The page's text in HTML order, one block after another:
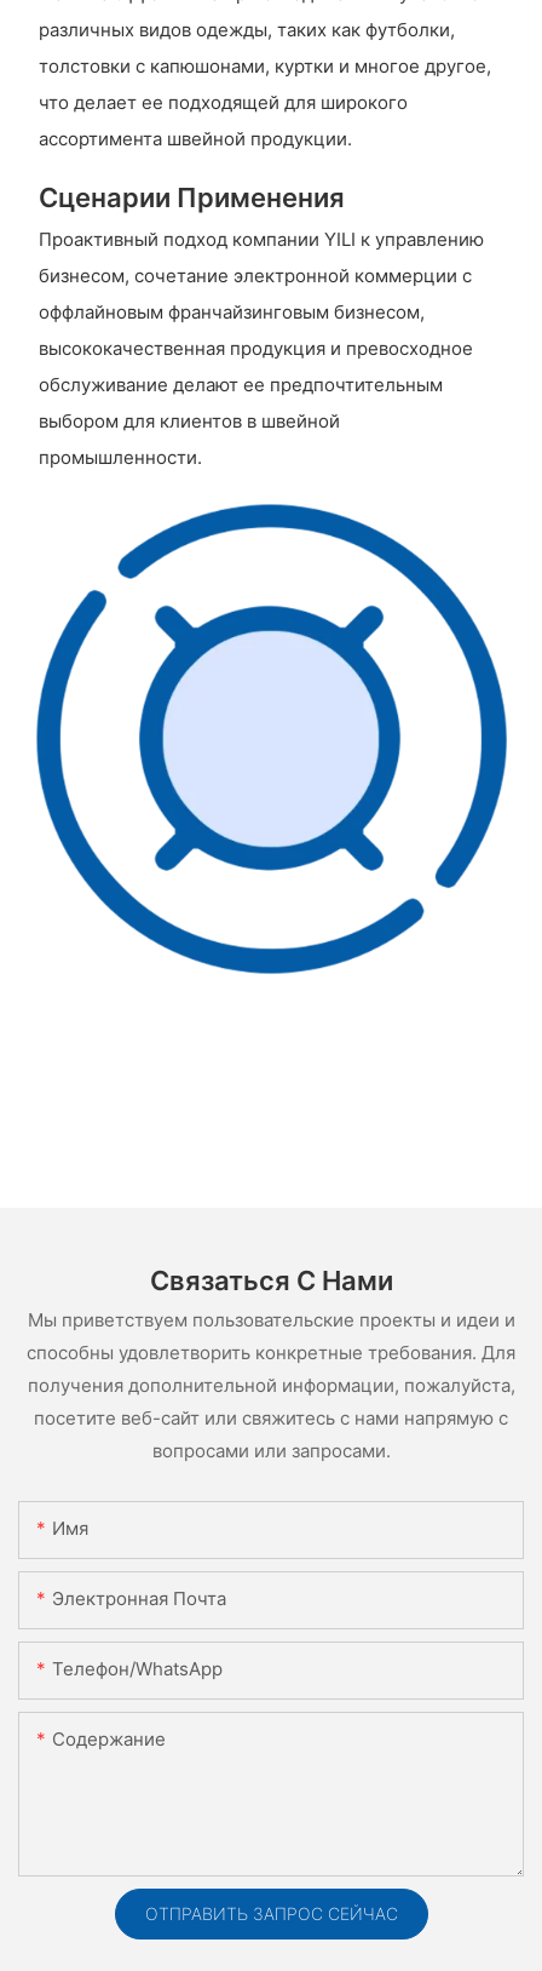
различных видов одежды, таких как футболки,
толстовки с капюшонами, куртки и многое другое,
что делает ее подходящей для широкого
ассортимента швейной продукции.
Сценарии Применения
Проактивный подход компании YILI к управлению
бизнесом, сочетание электронной коммерции с
оффлайновым франчайзинговым бизнесом,
высококачественная продукция и превосходное
обслуживание делают ее предпочтительным
выбором для клиентов в швейной
промышленности.
Связаться С Нами
Мы приветствуем пользовательские проекты и идеи и
способны удовлетворить конкретные требования. Для
получения дополнительной информации, пожалуйста,
посетите веб-сайт или свяжитесь с нами напрямую с
вопросами или запросами.
Имя
Электронная Почта
Телефон/WhatsApp
Содержание
ОТПРАВИТЬ ЗАПРОС СЕЙЧАС